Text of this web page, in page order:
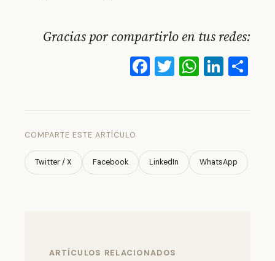
Gracias por compartirlo en tus redes:
Facebook
Twitter
COMPARTE ESTE ARTÍCULO
Twitter / X Facebook LinkedIn WhatsApp
ARTÍCULOS RELACIONADOS